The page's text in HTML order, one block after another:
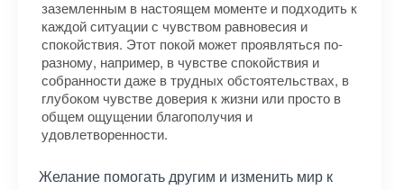
заземленным в настоящем моменте и подходить к
каждой ситуации с чувством равновесия и
спокойствия. Этот покой может проявляться по-
разному, например, в чувстве спокойствия и
собранности даже в трудных обстоятельствах, в
глубоком чувстве доверия к жизни или просто в
общем ощущении благополучия и
удовлетворенности.
Желание помогать другим и изменить мир к